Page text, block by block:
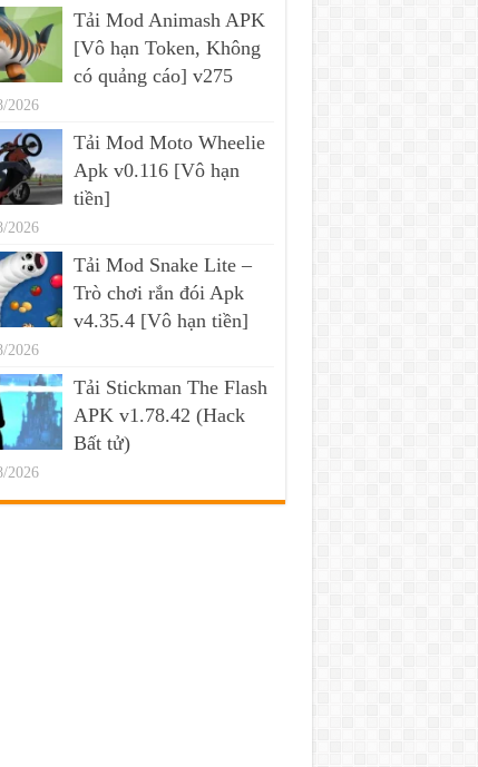
Tải Mod Animash APK
[Vô hạn Token, Không
có quảng cáo] v275
2026
Tải Mod Moto Wheelie
Apk v0.116 [Vô hạn
tiền]
2026
Tải Mod Snake Lite –
Trò chơi rắn đói Apk
v4.35.4 [Vô hạn tiền]
2026
Tải Stickman The Flash
APK v1.78.42 (Hack
Bất tử)
2026